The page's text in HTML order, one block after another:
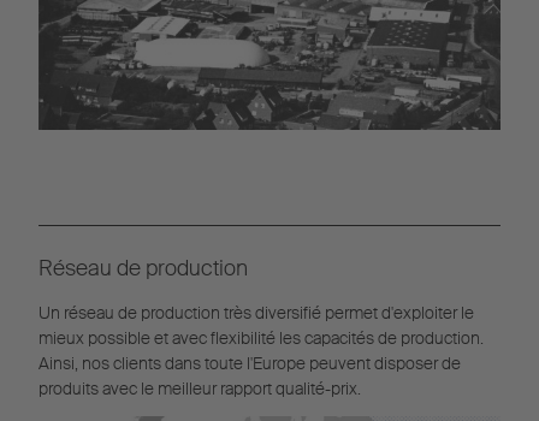
Réseau de production
Un réseau de production très diversifié permet d'exploiter le
mieux possible et avec flexibilité les capacités de production.
Ainsi, nos clients dans toute l'Europe peuvent disposer de
produits avec le meilleur rapport qualité-prix.